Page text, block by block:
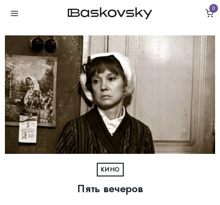
0
КИНО
Пять вечеров